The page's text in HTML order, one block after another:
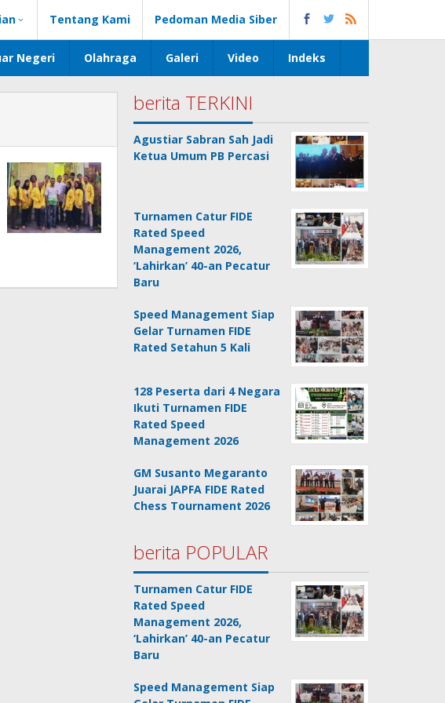
Tentang Kami Pedoman Media Siber
Negeri Olahraga Galeri Video Indeks
berita TERKINI
Agustiar Sabran Sah Jadi
Ketua Umum PB Percasi
Turnamen Catur FIDE
Rated Speed
Management 2026,
‘Lahirkan’ 40-an Pecatur
Baru
Speed Management Siap
Gelar Turnamen FIDE
Rated Setahun 5 Kali
128 Peserta dari 4 Negara
Ikuti Turnamen FIDE
Rated Speed
Management 2026
GM Susanto Megaranto
Juarai JAPFA FIDE Rated
Chess Tournament 2026
berita POPULAR
Turnamen Catur FIDE
Rated Speed
Management 2026,
‘Lahirkan’ 40-an Pecatur
Baru
Speed Management Siap